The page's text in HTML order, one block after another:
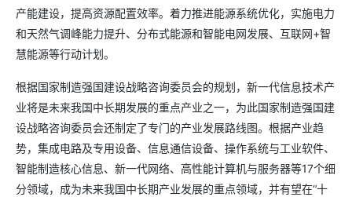
产能建设，提高资源配置效率。着力推进能源系统优化，实施电力
和天然气调峰能力提升、分布式能源和智能电网发展、互联网+智
慧能源等行动计划。
根据国家制造强国建设战略咨询委员会的规划，新一代信息技术产
业将是未来我国中长期发展的重点产业之一，为此国家制造强国建
设战略咨询委员会还制定了专门的产业发展路线图。根据产业趋
势，集成电路及专用设备、信息通信设备、操作系统与工业软件、
智能制造核心信息、新一代网络、高性能计算机与服务器等17个细
分领域，成为未来我国中长期产业发展的重点领域，并有望在“十